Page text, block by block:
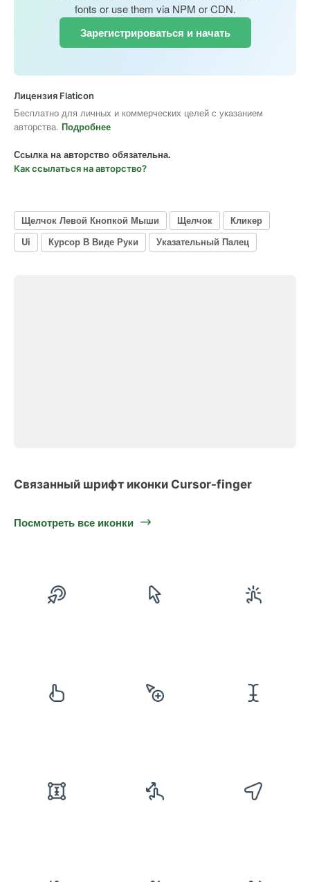
fonts or use them via NPM or CDN.
Зарегистрироваться и начать
Лицензия Flaticon
Бесплатно для личных и коммерческих целей с указанием
авторства. Подробнее
Ссылка на авторство обязательна.
Как ссылаться на авторство?
Щелчок Левой Кнопкой Мыши Щелчок
Кликер
Ui
Курсор В Виде Руки Указательный Палец
Связанный шрифт иконки Cursor-finger
Посмотреть все иконки